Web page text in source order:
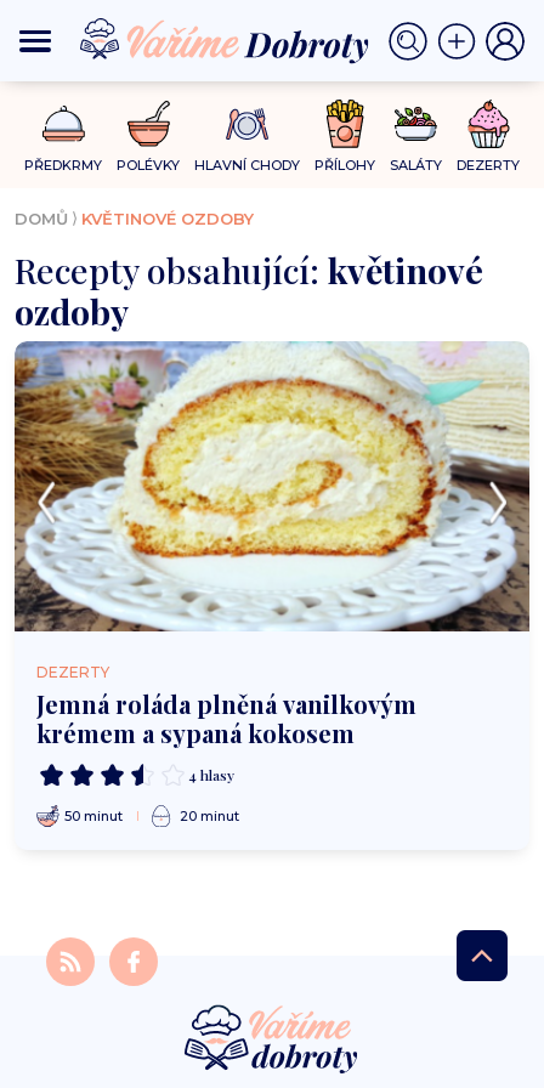
PŘEDKRMY POLÉVKY HLAVNÍ CHODY PŘÍLOHY SALÁTY DEZERTY
DOMŮ ⟩ KVĚTINOVÉ OZDOBY
Recepty obsahující: květinové
ozdoby
DEZERTY
Jemná roláda plněná vanilkovým
krémem a sypaná kokosem
4 hlasy
50 minut 20 minut